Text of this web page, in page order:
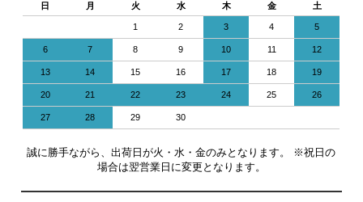
日 月 火 水 木 金 土
1 2 3 4 5
6 7 8 9 10 11 12
13 14 15 16 17 18 19
20 21 22 23 24 25 26
27 28 29 30
誠に勝手ながら、出荷日が火・水・金のみとなります。 ※祝日の
場合は翌営業日に変更となります。